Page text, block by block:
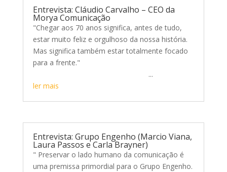
Entrevista: Cláudio Carvalho – CEO da
Morya Comunicação
"Chegar aos 70 anos significa, antes de tudo,
estar muito feliz e orgulhoso da nossa história.
Mas significa também estar totalmente focado
para a frente."
...
ler mais
Entrevista: Grupo Engenho (Marcio Viana,
Laura Passos e Carla Brayner)
" Preservar o lado humano da comunicação é
uma premissa primordial para o Grupo Engenho.